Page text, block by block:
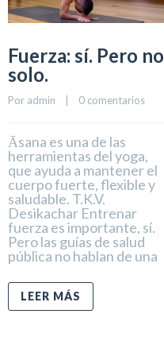
Fuerza: sí. Pero no
solo.
Por admin 0 comentarios
Āsana es una de las
herramientas del yoga,
que ayuda a mantener el
cuerpo fuerte, flexible y
saludable. T.K.V.
Desikachar Entrenar
fuerza es importante, sí.
Pero las guías de salud
pública no hablan de una
LEER MÁS